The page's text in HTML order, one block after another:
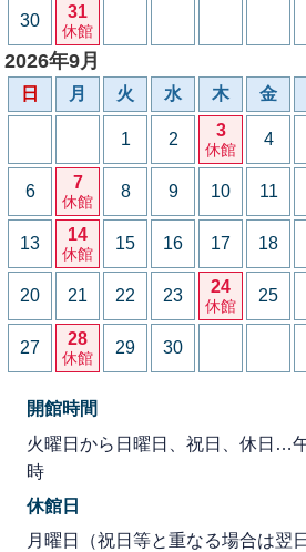
30 31
休館
2026年9月
日 月 火 水 木 金
1 2 3
休館
4
6 7
休館
8 9 10 11
13 14
休館
15 16 17 18
20 21 22 23 24
休館
25
27 28
休館
29 30
開館時間
火曜日から日曜日、祝日、休日…
時
休館日
月曜日（祝日等と重なる場合は翌